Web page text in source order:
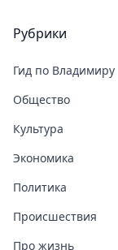
Рубрики
Гид по Владимиру
Общество
Культура
Экономика
Политика
Происшествия
Про жизнь